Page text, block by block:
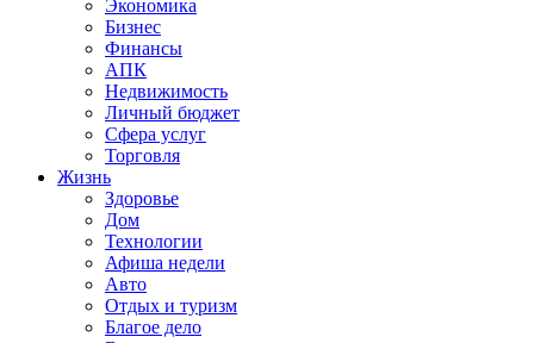
Экономика
Бизнес
Финансы
АПК
Недвижимость
Личный бюджет
Сфера услуг
Торговля
Жизнь
Здоровье
Дом
Технологии
Афиша недели
Авто
Отдых и туризм
Благое дело